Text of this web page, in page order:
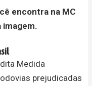
encontra na MC
imagem.
Medida
prejudicadas